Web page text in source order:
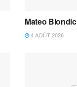
Mateo Biondic
4 AOÛT 2026